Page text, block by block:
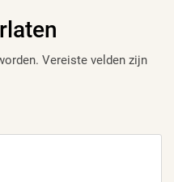
Vereiste velden zijn